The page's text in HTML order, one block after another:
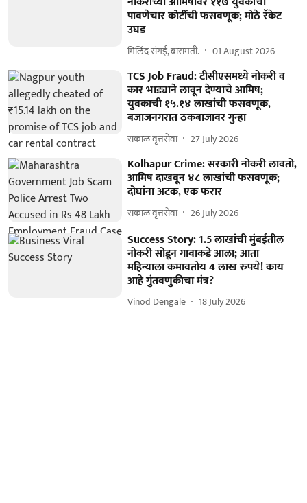
पावणेचार कोटींची फसवणूक; मोठे रॅकेट
उघड
मिलिंद संगई, बारामती. 01 August 2026
TCS Job Fraud: टीसीएसमध्ये नोकरी व
कार भाड्याने लावून देण्याचे आमिष;
युवकाची १५.१४ लाखांची फसवणूक,
बजाजनगरात ठकबाजावर गुन्हा
सकाळ वृत्तसेवा 27 July 2026
Kolhapur Crime: सरकारी नोकरी लावतो,
आमिष दाखवून ४८ लाखांची फसवणूक;
दोघांना अटक, एक फरार
सकाळ वृत्तसेवा 26 July 2026
Success Story: 1.5 लाखांची मुंबईतील
नोकरी सोडून गावाकडे आला; आता
महिन्याला कमावतोय 4 लाख रुपये! काय
आहे गुंतवणुकीचा मंत्र?
Vinod Dengale 18 July 2026